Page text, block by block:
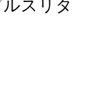
スリタ